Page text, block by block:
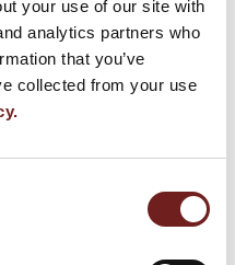
your use of our site with
analytics partners who
that you’ve
collected from your use